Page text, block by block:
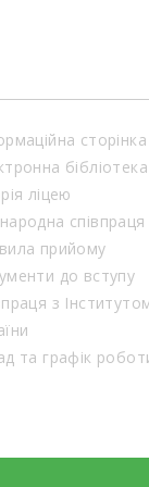
сторінка
бібліотека
ліцею
співпраця
прийому
до вступу
з